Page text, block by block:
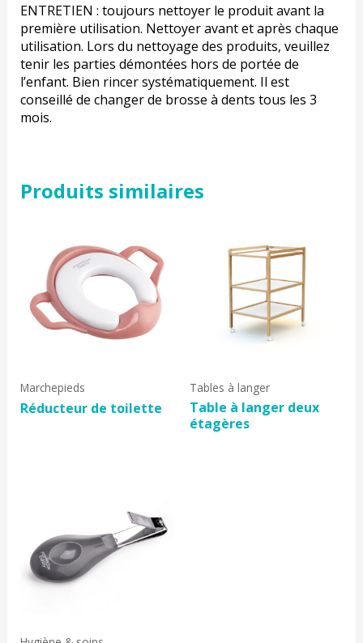
ENTRETIEN : toujours nettoyer le produit avant la
première utilisation. Nettoyer avant et après chaque
utilisation. Lors du nettoyage des produits, veuillez
tenir les parties démontées hors de portée de
l’enfant. Bien rincer systématiquement. Il est
conseillé de changer de brosse à dents tous les 3
mois.
Produits similaires
Marchepieds
Réducteur de toilette
Tables à langer
Table à langer deux
étagères